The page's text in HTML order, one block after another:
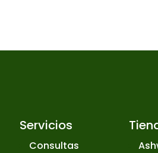
Servicios
Consultas